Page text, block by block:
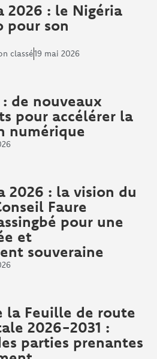
2026 : le Nigéria
pour son
classé19 mai 2026
de nouveaux
pour accélérer la
numérique
2026 : la vision du
Faure
pour une
et
souveraine
la Feuille de route
2026-2031 :
parties prenantes